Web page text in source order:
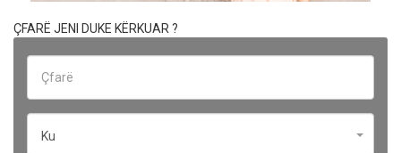
ÇFARË JENI DUKE KËRKUAR ?
Ku